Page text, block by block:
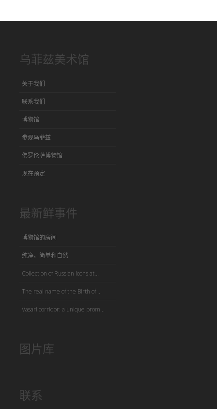
乌菲兹美术馆
关于我们
联系我们
博物馆
参观乌菲兹
佛罗伦萨博物馆
现在预定
最新鲜事件
博物馆的房间
纯净，简单和自然
Collection of Russian icons at...
The real name of the Birth of ...
Vasari corridor: a unique prom...
图片库
联系